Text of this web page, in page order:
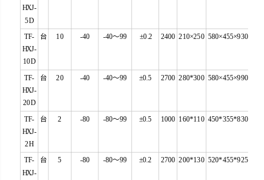
HXJ-
5D
TF-
HXJ-
10D
台 10 -40 -40～99 ±0.2 2400 210×250 580×455×930
TF-
HXJ-
20D
台 20 -40 -40～99 ±0.5 2700 280*300 580×455×990
TF-
HXJ-
2H
台 2 -80 -80～99 ±0.5 1000 160*110 450*355*830
TF-
HXJ-
台 5 -80 -80～99 ±0.2 2700 200*130 520*455*925